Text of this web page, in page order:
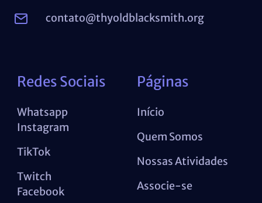
contato@thyoldblacksmith.org
Redes Sociais
Whatsapp
Instagram
TikTok
Twitch
Facebook
Páginas
Início
Quem Somos
Nossas Atividades
Associe-se